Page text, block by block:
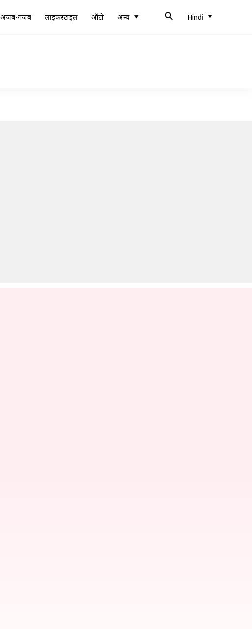
अजब-गजब लाइफस्टाइल ऑटो अन्य Hindi